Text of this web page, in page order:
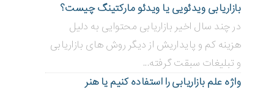
بازاریابی ویدئویی ‌یا ویدئو مارکتینگ چیست؟
در چند سال اخیر بازاریابی محتوایی به دلیل
هزینه کم و پایداریش از دیگر روش های بازاریابی
و تبلیغات سبقت گرفته...
واژه علم بازاریابی را استفاده کنیم یا هنر